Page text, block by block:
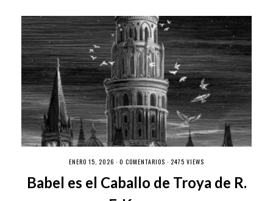
ENERO 15, 2026 · 0 COMENTARIOS · 2475 VIEWS
Babel es el Caballo de Troya de R.